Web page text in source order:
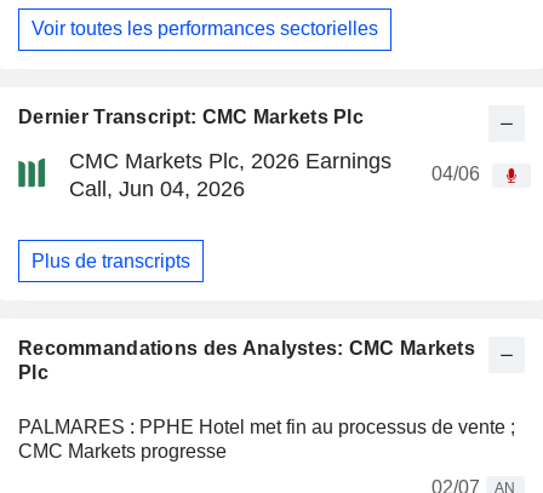
Dernier Transcript: CMC Markets Plc
CMC Markets Plc, 2026 Earnings
Call, Jun 04, 2026
04/06
Plus de transcripts
Recommandations des Analystes: CMC Markets
Plc
PALMARES : PPHE Hotel met fin au processus de vente ;
CMC Markets progresse
02/07
AN
Voir toutes les performances sectorielles